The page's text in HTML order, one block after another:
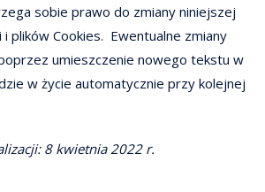
sobie prawo do zmiany niniejszej
plików Cookies. Ewentualne zmiany
umieszczenie nowego tekstu w
w życie automatycznie przy kolejnej
8 kwietnia 2022 r.